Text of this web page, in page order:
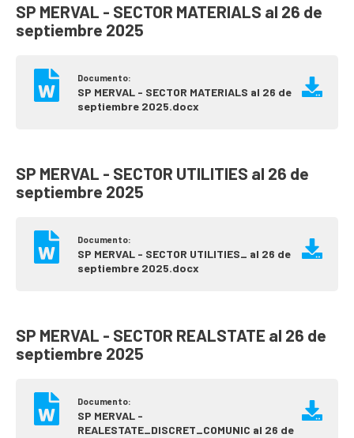
SP MERVAL - SECTOR MATERIALS al 26 de
septiembre 2025
Documento:
SP MERVAL - SECTOR MATERIALS al 26 de
septiembre 2025.docx
SP MERVAL - SECTOR UTILITIES al 26 de
septiembre 2025
Documento:
SP MERVAL - SECTOR UTILITIES_ al 26 de
septiembre 2025.docx
SP MERVAL - SECTOR REALSTATE al 26 de
septiembre 2025
Documento:
SP MERVAL -
REALESTATE_DISCRET_COMUNIC al 26 de